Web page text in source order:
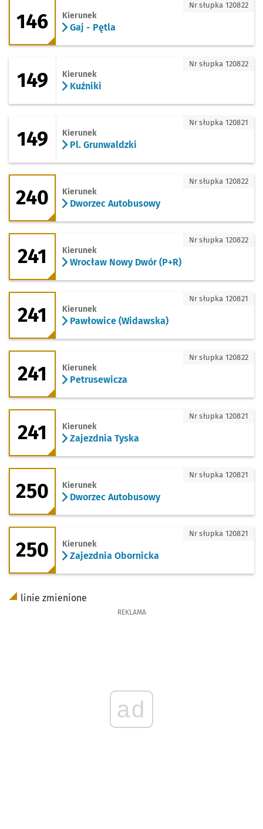
146 Kierunek
Gaj - Pętla
Nr słupka 120822
149 Kierunek
Kuźniki
Nr słupka 120822
149 - kierunek Pl. Grunwaldzki
149 Kierunek
Pl. Grunwaldzki
Nr słupka 120821
240 - kierunek Dworzec Autobusowy
240 Kierunek
Dworzec Autobusowy
Nr słupka 120822
241 - kierunek Wrocław Nowy Dwór
241 Kierunek
Wrocław Nowy Dwór (P+R)
Nr słupka 120822
241 - kierunek Pawłowice (Widawska)
241 Kierunek
Pawłowice (Widawska)
Nr słupka 120821
241 - kierunek Petrusewicza
241 Kierunek
Petrusewicza
Nr słupka 120822
241 - kierunek Zajezdnia Tyska
241 Kierunek
Zajezdnia Tyska
Nr słupka 120821
250 - kierunek Dworzec Autobusowy
250 Kierunek
Dworzec Autobusowy
Nr słupka 120821
250 - kierunek Zajezdnia Obornicka
250 Kierunek
Zajezdnia Obornicka
Nr słupka 120821
linie zmienione
REKLAMA
ad